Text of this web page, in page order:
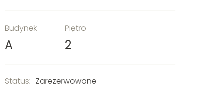
Budynek
A
Piętro
2
Status: Zarezerwowane